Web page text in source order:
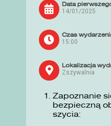
Data
14/01/2025
Czas
15:00
Lokalizacja
Zszywalnia
Zapoznanie
bezpieczną
szycia: